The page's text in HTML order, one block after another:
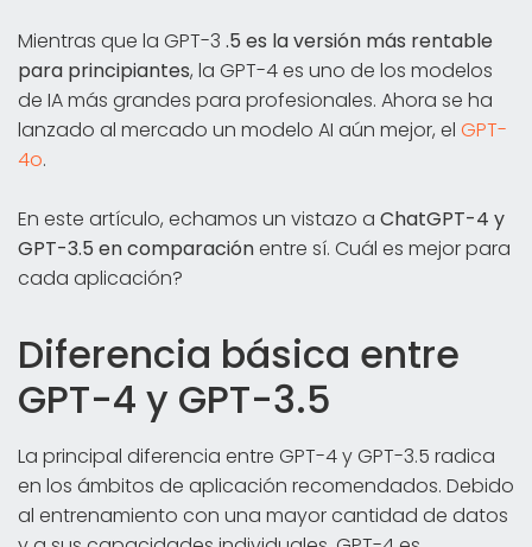
Mientras que la GPT-3 .5 es la versión más rentable
para principiantes, la GPT-4 es uno de los modelos
de IA más grandes para profesionales. Ahora se ha
lanzado al mercado un modelo AI aún mejor, el GPT-
4o.
En este artículo, echamos un vistazo a ChatGPT-4 y
GPT-3.5 en comparaciónentre sí. Cuál es mejor para
cada aplicación?
Diferencia básica entre
GPT-4 y GPT-3.5
La principal diferencia entre GPT-4 y GPT-3.5 radica
en los ámbitos de aplicación recomendados. Debido
al entrenamiento con una mayor cantidad de datos